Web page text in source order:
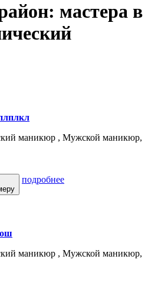
мастера в
маникюр , Мужской маникюр,
подробнее
маникюр , Мужской маникюр,